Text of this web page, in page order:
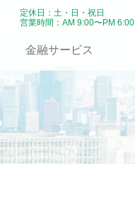
定休日：土・日・祝日
営業時間：AM 9:00〜PM 6:00
金融サービス